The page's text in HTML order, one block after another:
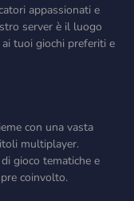
appassionati e
server è il luogo
tuoi giochi preferiti e
con una vasta
multiplayer.
gioco tematiche e
coinvolto.